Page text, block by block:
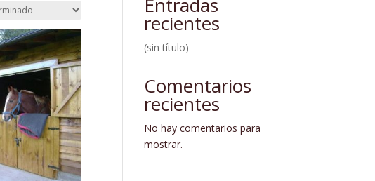
recientes
(sin título)
Comentarios
recientes
No hay comentarios para
mostrar.